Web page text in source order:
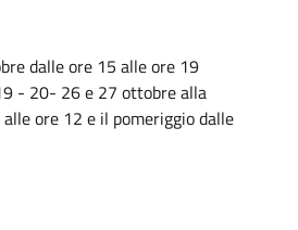
dalle ore 15 alle ore 19
- 20- 26 e 27 ottobre alla
ore 12 e il pomeriggio dalle